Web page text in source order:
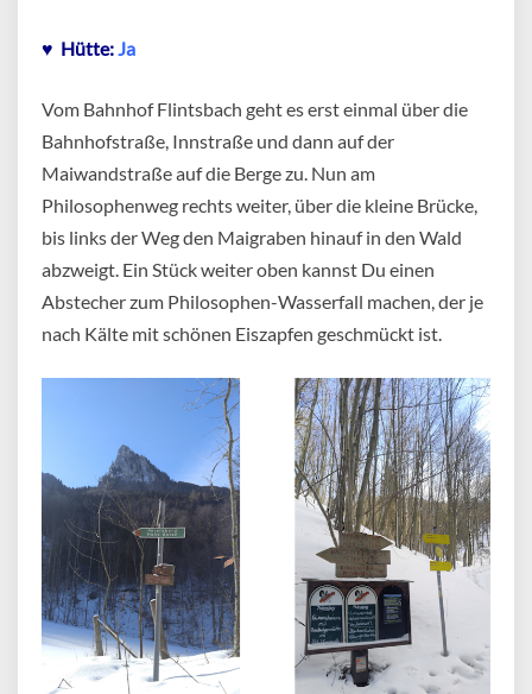
♥ Hütte:Ja
Vom Bahnhof Flintsbach geht es erst einmal über die
Bahnhofstraße, Innstraße und dann auf der
Maiwandstraße auf die Berge zu. Nun am
Philosophenweg rechts weiter, über die kleine Brücke,
bis links der Weg den Maigraben hinauf in den Wald
abzweigt. Ein Stück weiter oben kannst Du einen
Abstecher zum Philosophen-Wasserfall machen, der je
nach Kälte mit schönen Eiszapfen geschmückt ist.